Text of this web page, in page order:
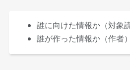
誰に向けた情報か（対象読
誰が作った情報か（作者）